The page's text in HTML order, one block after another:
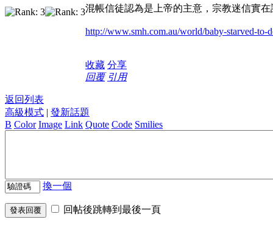
混帳信徒認為是上帝的主意， 宗教迷信實
http://www.smh.com.au/world/baby-starved-to-
收藏 分享
回覆 引用
返回列表
高級模式 | 發新話題
B Color Image Link Quote Code Smilies
換一個
發表回覆 回帖後跳轉到最後一頁